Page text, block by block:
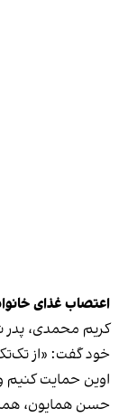
اعتصاب غذای
کریم محمدی،
خودگفت: «از
اوین حمایت کنیم
حسن همایون،